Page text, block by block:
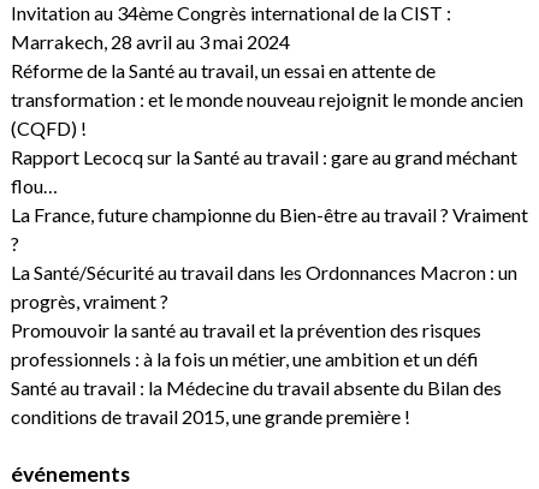
Invitation au 34ème Congrès international de la CIST :
Marrakech, 28 avril au 3 mai 2024
Réforme de la Santé au travail, un essai en attente de
transformation : et le monde nouveau rejoignit le monde ancien
(CQFD) !
Rapport Lecocq sur la Santé au travail : gare au grand méchant
flou…
La France, future championne du Bien-être au travail ? Vraiment
?
La Santé/Sécurité au travail dans les Ordonnances Macron : un
progrès, vraiment ?
Promouvoir la santé au travail et la prévention des risques
professionnels : à la fois un métier, une ambition et un défi
Santé au travail : la Médecine du travail absente du Bilan des
conditions de travail 2015, une grande première !
événements